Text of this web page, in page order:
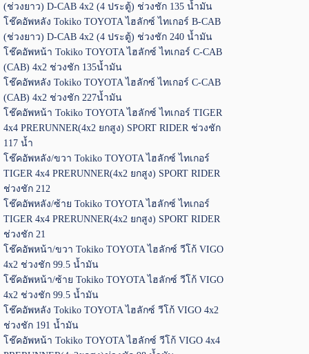
(ช่วงยาว) D-CAB 4x2 (4 ประตู้) ช่วงชัก 135 น้ำมัน
โช๊คอัพหลัง Tokiko TOYOTA ไฮลักซ์ ไทเกอร์ B-CAB
(ช่วงยาว) D-CAB 4x2 (4 ประตู้) ช่วงชัก 240 น้ำมัน
โช๊คอัพหน้า Tokiko TOYOTA ไฮลักซ์ ไทเกอร์ C-CAB
(CAB) 4x2 ช่วงชัก 135น้ำมัน
โช๊คอัพหลัง Tokiko TOYOTA ไฮลักซ์ ไทเกอร์ C-CAB
(CAB) 4x2 ช่วงชัก 227น้ำมัน
โช๊คอัพหน้า Tokiko TOYOTA ไฮลักซ์ ไทเกอร์ TIGER
4x4 PRERUNNER(4x2 ยกสูง) SPORT RIDER ช่วงชัก
117 น้ำ
โช๊คอัพหลัง/ขวา Tokiko TOYOTA ไฮลักซ์ ไทเกอร์
TIGER 4x4 PRERUNNER(4x2 ยกสูง) SPORT RIDER
ช่วงชัก 212
โช๊คอัพหลัง/ซ้าย Tokiko TOYOTA ไฮลักซ์ ไทเกอร์
TIGER 4x4 PRERUNNER(4x2 ยกสูง) SPORT RIDER
ช่วงชัก 21
โช๊คอัพหน้า/ขวา Tokiko TOYOTA ไฮลักซ์ วีโก้ VIGO
4x2 ช่วงชัก 99.5 น้ำมัน
โช๊คอัพหน้า/ซ้าย Tokiko TOYOTA ไฮลักซ์ วีโก้ VIGO
4x2 ช่วงชัก 99.5 น้ำมัน
โช๊คอัพหลัง Tokiko TOYOTA ไฮลักซ์ วีโก้ VIGO 4x2
ช่วงชัก 191 น้ำมัน
โช๊คอัพหน้า Tokiko TOYOTA ไฮลักซ์ วีโก้ VIGO 4x4